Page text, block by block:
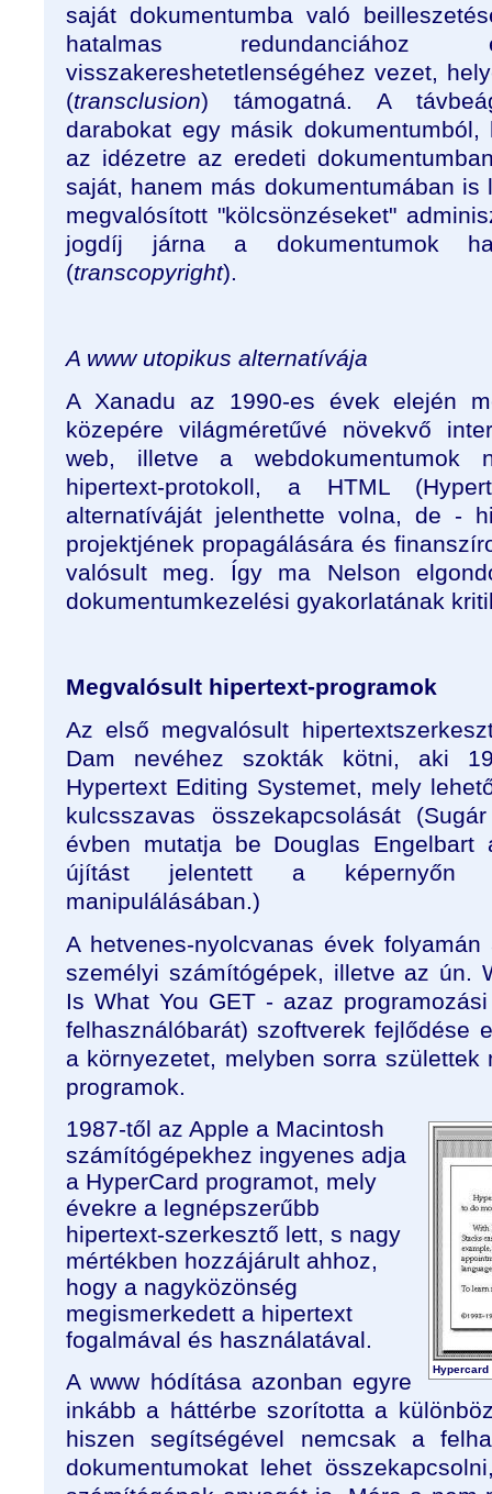
saját dokumentumba való
hatalmas
visszakereshetetlenségéhez vezet,
(transclusion) támogatná. A
darabokat egy másik
az idézetre az eredeti
saját, hanem más dokumentumában
megvalósított "kölcsönzéseket"
jogdíj járna a dokumentumok
(transcopyright).
A www utopikus alternatívája
A Xanadu az 1990-es évek elején
közepére világméretűvé növekvő
web, illetve a webdokumentumok
hipertext-protokoll, a HTML
alternatíváját jelenthette volna, de -
projektjének propagálására és
valósult meg. Így ma Nelson
dokumentumkezelési gyakorlatának
Megvalósult hipertext-programok
Az első megvalósult
Dam nevéhez szokták kötni, aki
Hypertext Editing Systemet, mely
kulcsszavas összekapcsolását
évben mutatja be Douglas Engelbart
újítást jelentett a képernyőn
manipulálásában.)
A hetvenes-nyolcvanas évek
személyi számítógépek, illetve az ún.
Is What You GET - azaz
felhasználóbarát) szoftverek fejlődése
a környezetet, melyben sorra születtek
programok.
Hypercard
1987-től az Apple a Macintosh
számítógépekhez ingyenes adja
a HyperCard programot, mely
évekre a legnépszerűbb
hipertext-szerkesztő lett, s nagy
mértékben hozzájárult ahhoz,
hogy a nagyközönség
megismerkedett a hipertext
fogalmával és használatával.
A www hódítása azonban egyre
inkább a háttérbe szorította a
hiszen segítségével nemcsak a
dokumentumokat lehet